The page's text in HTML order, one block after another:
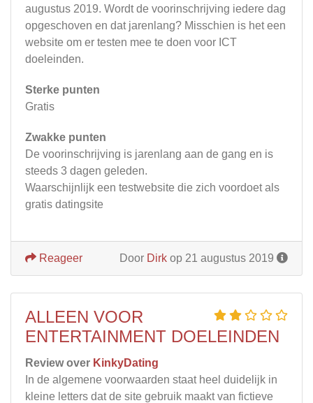
augustus 2019. Wordt de voorinschrijving iedere dag
opgeschoven en dat jarenlang? Misschien is het een
website om er testen mee te doen voor ICT
doeleinden.
Sterke punten
Gratis
Zwakke punten
De voorinschrijving is jarenlang aan de gang en is
steeds 3 dagen geleden.
Waarschijnlijk een testwebsite die zich voordoet als
gratis datingsite
Door Dirk op 21 augustus 2019
Reageer
ALLEEN VOOR
ENTERTAINMENT DOELEINDEN
Review over KinkyDating
In de algemene voorwaarden staat heel duidelijk in
kleine letters dat de site gebruik maakt van fictieve